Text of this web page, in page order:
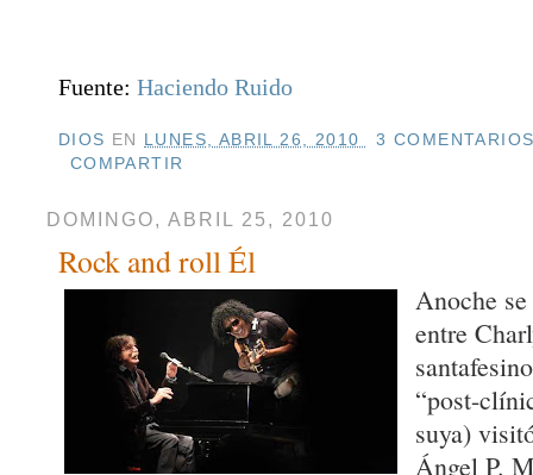
Fuente: Haciendo Ruido
DIOS EN LUNES, ABRIL 26, 2010
3
COMPARTIR
DOMINGO, ABRIL 25, 2010
Rock and roll Él
Anoche
entre
“post-
suya)
Ángel P.